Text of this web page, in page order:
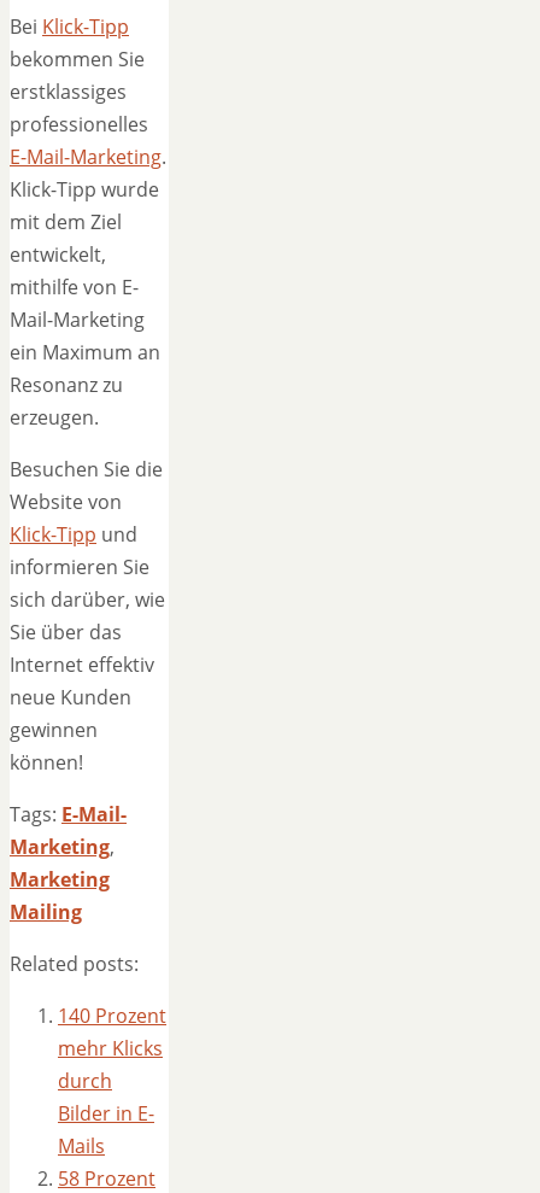
Bei Klick-Tipp
bekommen Sie
erstklassiges
professionelles
E-Mail-Marketing.
Klick-Tipp wurde
mit dem Ziel
entwickelt,
mithilfe von E-
Mail-Marketing
ein Maximum an
Resonanz zu
erzeugen.
Besuchen Sie die
Website von
Klick-Tipp und
informieren Sie
sich darüber, wie
Sie über das
Internet effektiv
neue Kunden
gewinnen
können!
Tags: E-Mail-
Marketing,
Marketing
Mailing
Related posts:
140 Prozent
mehr Klicks
durch
Bilder in E-
Mails
58 Prozent